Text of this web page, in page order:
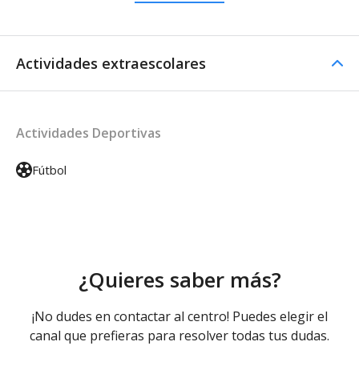
Actividades extraescolares
Actividades Deportivas
Fútbol
¿Quieres saber más?
¡No dudes en contactar al centro! Puedes elegir el
canal que prefieras para resolver todas tus dudas.